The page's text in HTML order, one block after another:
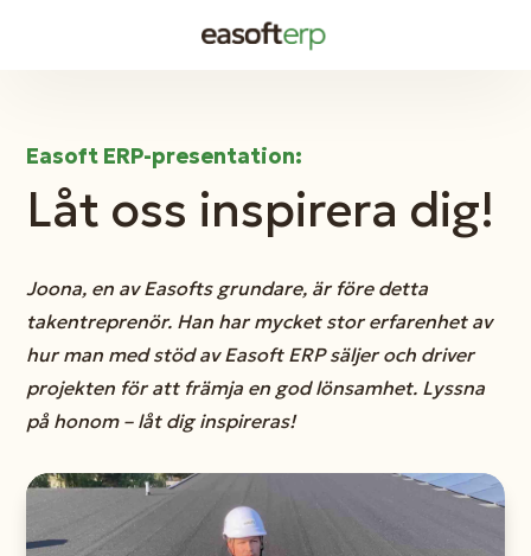
Easoft ERP-presentation:
Låt oss inspirera dig!
Joona, en av Easofts grundare, är före detta
takentreprenör. Han har mycket stor erfarenhet av
hur man med stöd av Easoft ERP säljer och driver
projekten för att främja en god lönsamhet. Lyssna
på honom – låt dig inspireras!